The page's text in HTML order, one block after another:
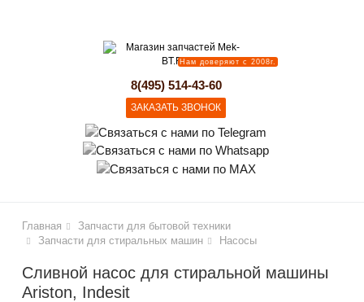
Нам доверяют с 2008г.
8(495) 514-43-60
ЗАКАЗАТЬ ЗВОНОК
Главная
Запчасти для бытовой техники
Запчасти для стиральных машин
Насосы
Сливной насос для стиральной машины
Ariston, Indesit